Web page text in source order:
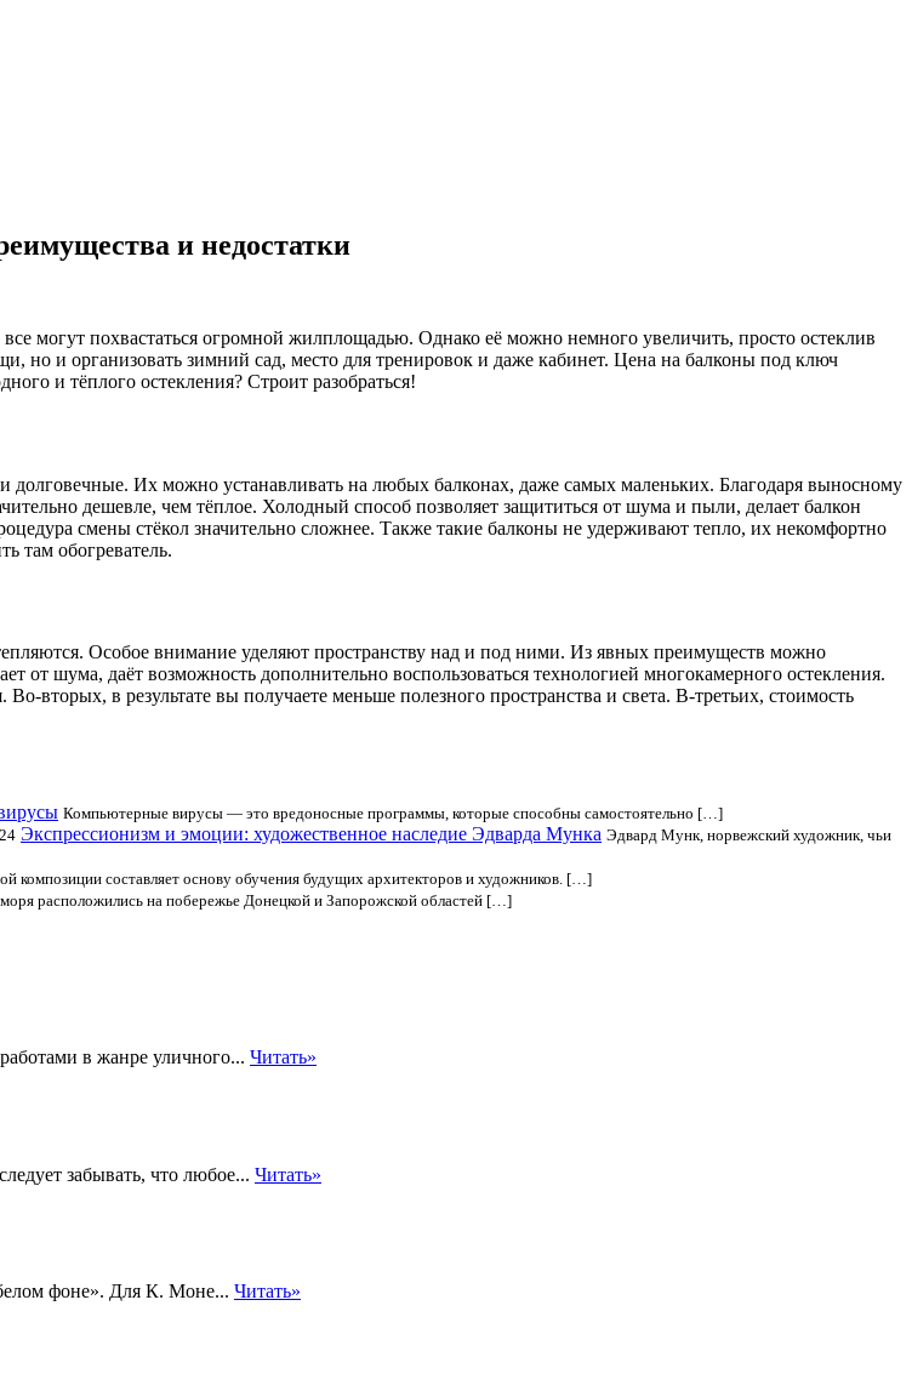
и недостатки
могут похвастаться огромной жилплощадью. Однако её можно немного увеличить, просто остеклив
но и организовать зимний сад, место для тренировок и даже кабинет. Цена на балконы под ключ
и тёплого остекления? Строит разобраться!
Их можно устанавливать на любых балконах, даже самых маленьких. Благодаря выносному
дешевле, чем тёплое. Холодный способ позволяет защититься от шума и пыли, делает балкон
смены стёкол значительно сложнее. Также такие балконы не удерживают тепло, их некомфортно
там обогреватель.
Особое внимание уделяют пространству над и под ними. Из явных преимуществ можно
от шума, даёт возможность дополнительно воспользоваться технологией многокамерного остекления.
вторых, в результате вы получаете меньше полезного пространства и света. В-третьих, стоимость
Компьютерные вирусы — это вредоносные программы, которые способны самостоятельно […]
Экспрессионизм и эмоции: художественное наследие Эдварда Мункa Эдвард Мунк, норвежский художник, чьи
композиции составляет основу обучения будущих архитекторов и художников. […]
расположились на побережье Донецкой и Запорожской областей […]
в жанре уличного... Читать»
забывать, что любое... Читать»
фоне». Для К. Моне... Читать»